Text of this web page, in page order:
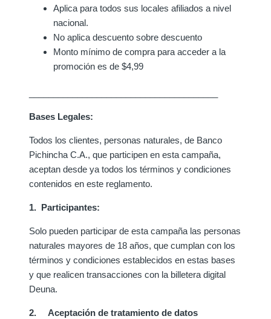
Aplica para todos sus locales afiliados a nivel
nacional.
No aplica descuento sobre descuento
Monto mínimo de compra para acceder a la
promoción es de $4,99
Bases Legales:
Todos los clientes, personas naturales, de Banco
Pichincha C.A., que participen en esta campaña,
aceptan desde ya todos los términos y condiciones
contenidos en este reglamento.
1. Participantes:
Solo pueden participar de esta campaña las personas
naturales mayores de 18 años, que cumplan con los
términos y condiciones establecidos en estas bases
y que realicen transacciones con la billetera digital
Deuna.
2. Aceptación de tratamiento de datos